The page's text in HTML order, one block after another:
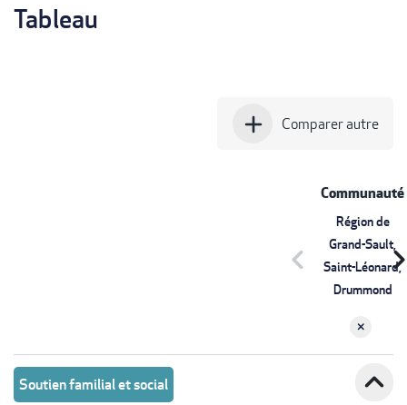
Tableau
add Comparer autre
Communauté
Région de
Grand-Sault,
Saint-Léonard,
Drummond
chevron_left
Soutien familial et social expand_less